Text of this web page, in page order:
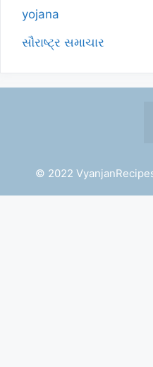
yojana
સૌરાષ્ટ્ર સમાચાર
© 2022